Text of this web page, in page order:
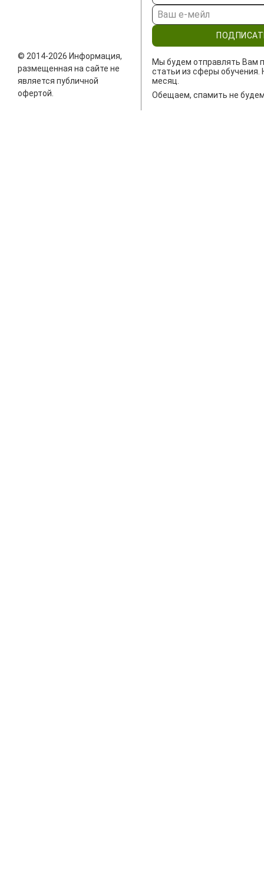
© 2014-2026 Информация,
размещенная на сайте не
является публичной
офертой.
Мы будем отправлять Вам
статьи из сферы обучения.
месяц.
Обещаем, спамить не